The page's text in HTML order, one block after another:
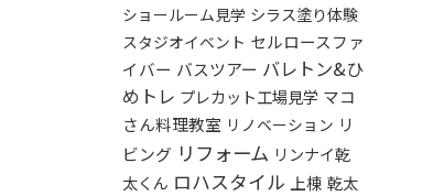
ショールーム見学 シラス塗り体験
スタジオイベント セルロースファ
イバー バスツアー バレトン&ひ
めトレ プレカット工場見学 マコ
さん料理教室 リノベーション リ
ビング リフォーム リンナイ乾
太くん ロハスタイル 上棟 乾太